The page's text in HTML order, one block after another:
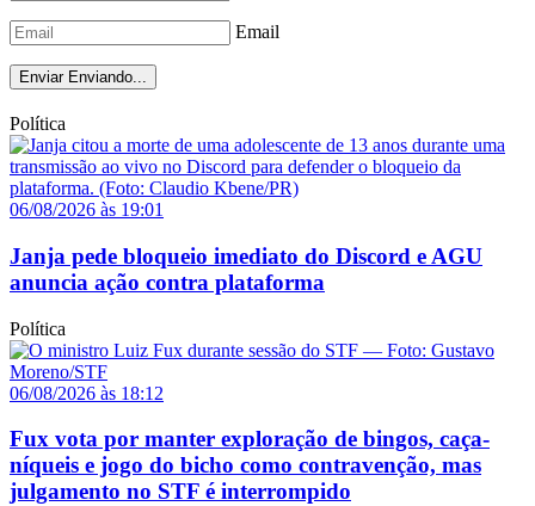
Email
Enviar Enviando...
Política
06/08/2026 às 19:01
Janja pede bloqueio imediato do Discord e AGU
anuncia ação contra plataforma
Política
06/08/2026 às 18:12
Fux vota por manter exploração de bingos, caça-
níqueis e jogo do bicho como contravenção, mas
julgamento no STF é interrompido